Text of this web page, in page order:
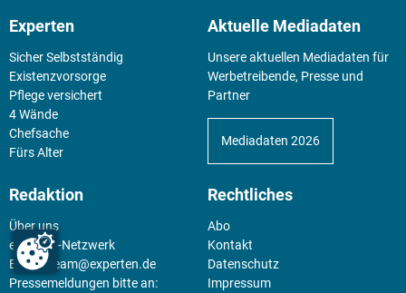
Experten
Sicher Selbstständig
Existenz­vorsorge
Pflege versichert
4 Wände
Chefsache
Fürs Alter
Aktuelle Mediadaten
Unsere aktuellen Mediadaten für
Werbetreibende, Presse und
Partner
Mediadaten 2026
Redaktion
Über uns
experten-Netzwerk
E-Mail:
team@experten.de
Pressemeldungen bitte an:
Rechtliches
Abo
Kontakt
Datenschutz
Impressum